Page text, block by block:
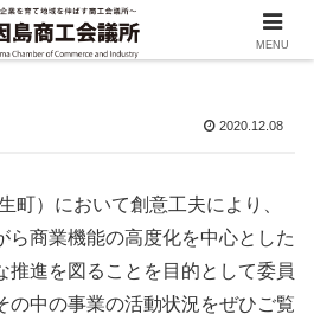
2020.12.08
町）において創意工夫により、
ら商業機能の高度化を中心とした
推進を図ることを目的として委員
の中の事業の活動状況をぜひご覧
MENU